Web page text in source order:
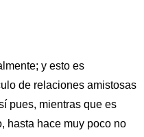
y esto es
de relaciones amistosas
pues, mientras que es
hasta hace muy poco no